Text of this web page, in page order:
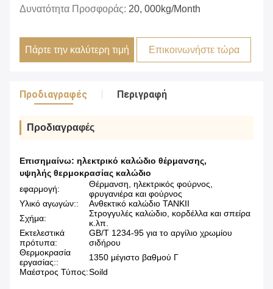
Δυνατότητα Προσφοράς: 20, 000kg/month
Πάρτε την καλύτερη τιμή Επικοινωνήστε τώρα
Προδιαγραφές Περιγραφή
Προδιαγραφές
Επισημαίνω: ηλεκτρικό καλώδιο θέρμανσης,
υψηλής θερμοκρασίας καλώδιο
εφαρμογή:
Θέρμανση, ηλεκτρικός φούρνος,
φρυγανιέρα και φούρνος
Υλικό αγωγών::
Ανθεκτικό καλώδιο TANKII
Σχήμα:
Στρογγυλές καλώδιο, κορδέλλα και σπείρα
κ.λπ.
Εκτελεστικά
πρότυπα:
GB/T 1234-95 για το αργίλιο χρωμίου
σιδήρου
Θερμοκρασία
εργασίας::
1350 μέγιστο βαθμού Γ
Μαέστρος Τύπος:Soild